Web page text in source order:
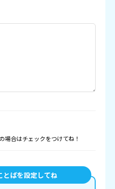
合はチェックをつけてね！
とばを設定してね